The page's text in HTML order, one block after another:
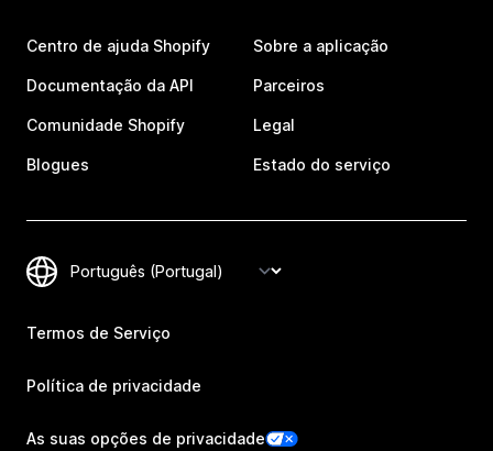
Centro de ajuda Shopify
Documentação da API
Comunidade Shopify
Blogues
Sobre a aplicação
Parceiros
Legal
Estado do serviço
Termos de Serviço
Política de privacidade
As suas opções de privacidade